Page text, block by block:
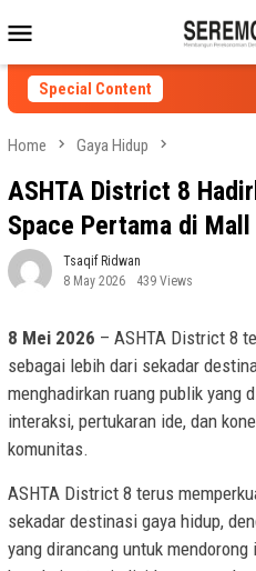
to
contentMenu
Special Content
Home Gaya Hidup
ASHTA District 8
Space Pertama di Mall
Tsaqif Ridwan
8 May 2026
439 Views
8 Mei 2026 – ASHTA District 8
sebagai lebih dari sekadar
menghadirkan ruang publik yang
interaksi, pertukaran ide, dan
komunitas.
ASHTA District 8 terus
sekadar destinasi gaya hidup,
yang dirancang untuk